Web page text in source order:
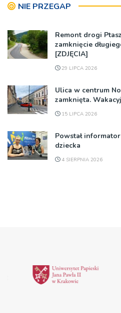
NIE PRZEGAP
Remont drogi
zamknięcie
[ZDJĘCIA]
29 LIPCA 2026
Ulica w centrum
zamknięta.
15 LIPCA 2026
Powstał
dziecka
4 SIERPNIA 2026